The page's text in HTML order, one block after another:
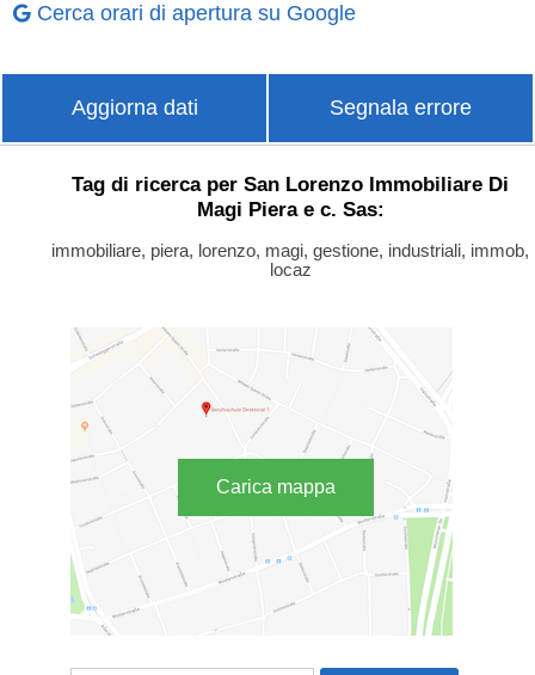
Cerca orari di apertura su Google
Aggiorna dati Segnala errore
Tag di ricerca per San Lorenzo Immobiliare Di
Magi Piera e c. Sas:
immobiliare, piera, lorenzo, magi, gestione, industriali, immob,
locaz
Carica mappa